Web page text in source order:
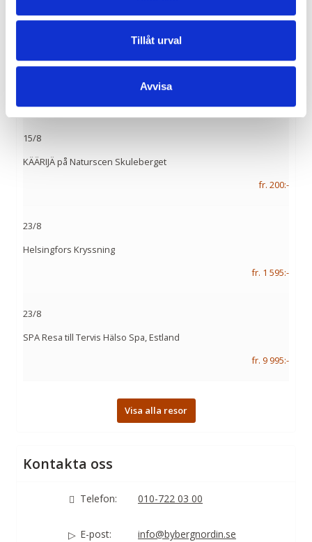
Tillåt urval
Avvisa
15/8
KÄÄRIJÄ på Naturscen Skuleberget
fr. 200:-
23/8
Helsingfors Kryssning
fr. 1 595:-
23/8
SPA Resa till Tervis Hälso Spa, Estland
fr. 9 995:-
Visa alla resor
Kontakta oss
Telefon: 010-722 03 00
E-post: info@bybergnordin.se